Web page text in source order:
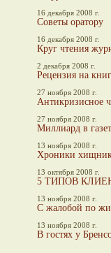
16 декабря 2008 г.
Советы оратору
16 декабря 2008 г.
Круг чтения
2 декабря 2008 г.
Рецензия на
27 ноября 2008 г.
Антикризисное
27 ноября 2008 г.
Миллиард в
13 ноября 2008 г.
Хроники
13 октября 2008 г.
5 ТИПОВ
13 ноября 2008 г.
С жалобой по
13 ноября 2008 г.
В гостях у